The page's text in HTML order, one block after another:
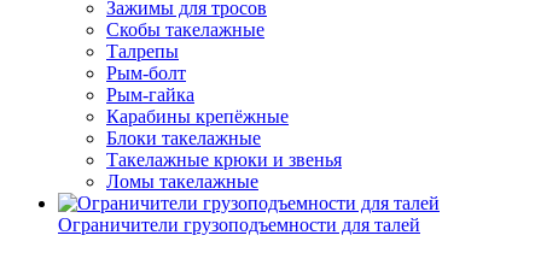
Зажимы для тросов
Скобы такелажные
Талрепы
Рым-болт
Рым-гайка
Карабины крепёжные
Блоки такелажные
Такелажные крюки и звенья
Ломы такелажные
Ограничители грузоподъемности для талей